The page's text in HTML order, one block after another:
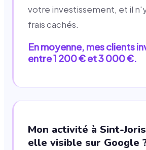
votre investissement, et il
frais cachés.
En moyenne, mes clients
entre 1 200 € et 3 000 €.
Mon activité à Sint-
elle visible sur Google